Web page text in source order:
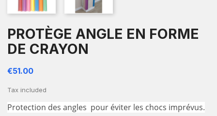
PROTÈGE ANGLE EN FORME
DE CRAYON
€51.00
Tax included
Protection des angles pour éviter les chocs imprévus.